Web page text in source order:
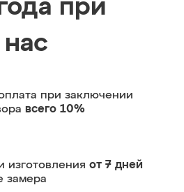
при
нас
при заключении
всего 10%
изготовления от 7 дней
замера